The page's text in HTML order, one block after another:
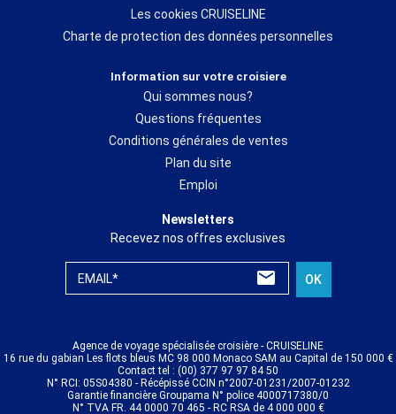
Les cookies CRUISELINE
Charte de protection des données personnelles
Information sur votre croisiere
Qui sommes nous?
Questions fréquentes
Conditions générales de ventes
Plan du site
Emploi
Newsletters
Recevez nos offres exclusives
EMAIL* OK
Agence de voyage spécialisée croisière - CRUISELINE
16 rue du gabian Les flots bleus MC 98 000 Monaco SAM au Capital de 150 000 €
Contact tel : (00) 377 97 97 84 50
N° RCI: 05S04380 - Récépissé CCIN n°2007-01231/2007-01232
Garantie financière Groupama N° police 4000717380/0
N° TVA FR. 44 0000 70 465 - RC RSA de 4 000 000 €